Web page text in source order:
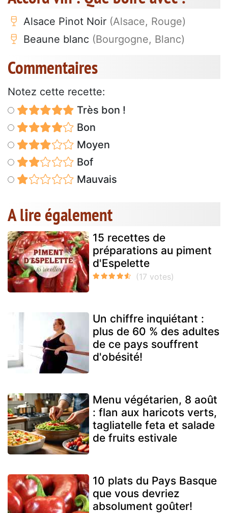
Alsace Pinot Noir (Alsace, Rouge)
Beaune blanc (Bourgogne, Blanc)
Commentaires
Notez cette recette:
Très bon !
Bon
Moyen
Bof
Mauvais
A lire également
15 recettes de
préparations au piment
d'Espelette
Un chiffre inquiétant :
plus de 60 % des adultes
de ce pays souffrent
d'obésité!
Menu végétarien, 8 août
: flan aux haricots verts,
tagliatelle feta et salade
de fruits estivale
10 plats du Pays Basque
que vous devriez
absolument goûter!